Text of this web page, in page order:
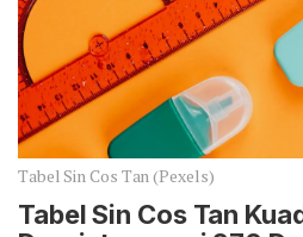
Tabel Sin Cos Tan (Pexels)
Tabel Sin Cos Tan